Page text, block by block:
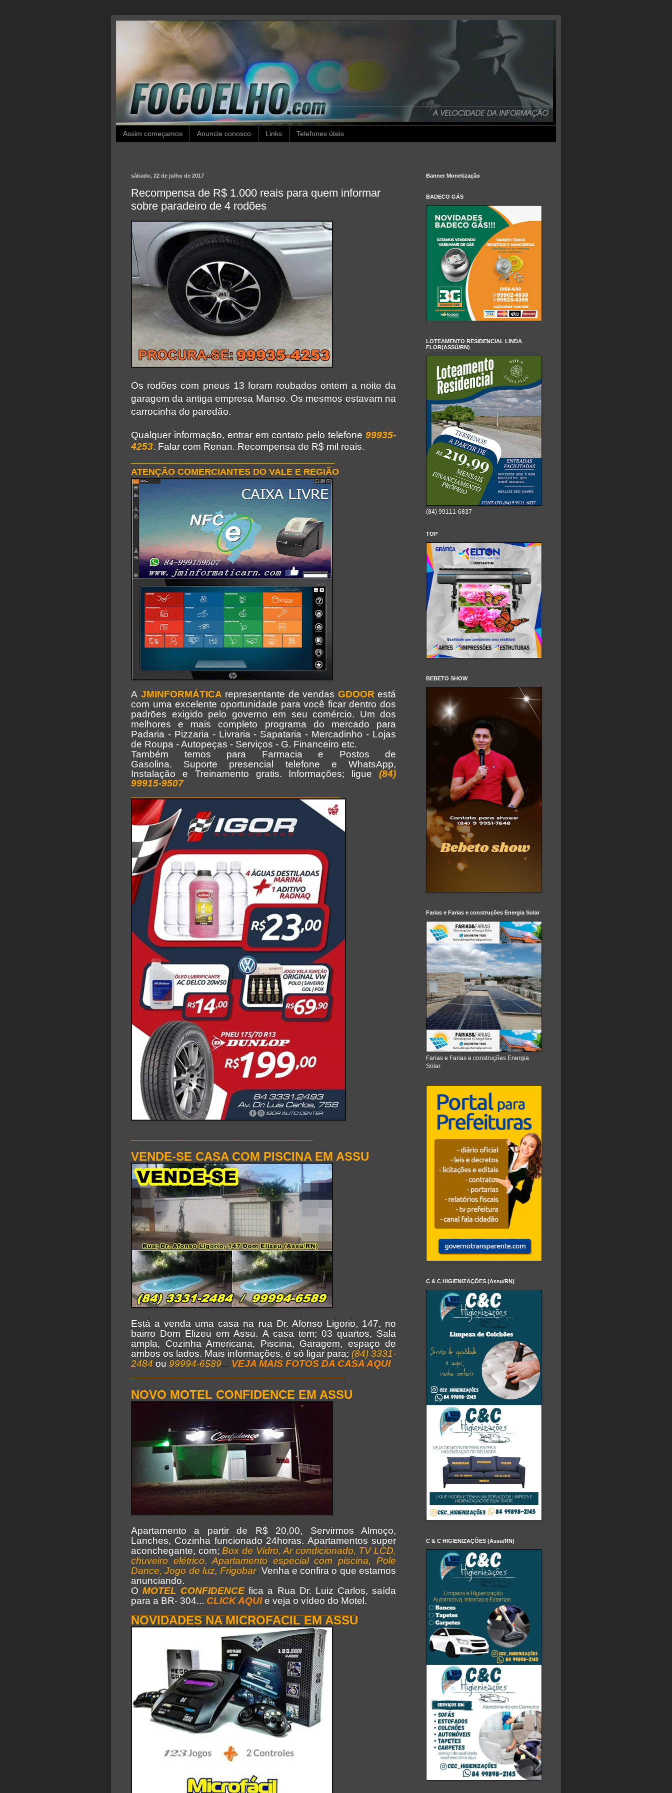
Assim começamos Anuncie conosco Links Telefones úteis
sábado, 22 de julho de 2017
Recompensa de R$ 1.000 reais para quem informar
sobre paradeiro de 4 rodões
Os rodões com pneus 13 foram roubados ontem a noite da
garagem da antiga empresa Manso. Os mesmos estavam na
carrocinha do paredão.
Qualquer informação, entrar em contato pelo telefone 99935-
4253. Falar com Renan. Recompensa de R$ mil reais.
ATENÇÃO COMERCIANTES DO VALE E REGIÃO
A JMINFORMÁTICA representante de vendas GDOOR está
com uma excelente oportunidade para você ficar dentro dos
padrões exigido pelo governo em seu comércio. Um dos
melhores e mais completo programa do mercado para
Padaria - Pizzaria - Livraria - Sapataria - Mercadinho - Lojas
de Roupa - Autopeças - Serviços - G. Financeiro etc.
Também temos para Farmacia e Postos de
Gasolina. Suporte presencial telefone e WhatsApp,
Instalação e Treinamento gratis. Informações; ligue
(84)
99915-9507
VENDE-SE CASA COM PISCINA EM ASSU
Está a venda uma casa na rua Dr. Afonso Ligorio, 147, no
bairro Dom Elizeu em Assu. A casa tem; 03 quartos, Sala
ampla, Cozinha Americana, Piscina, Garagem, espaço de
ambos os lados. Mais informações, é só ligar para; (84) 3331-
2484 ou 99994-6589... VEJA MAIS FOTOS DA CASA AQUI
NOVO MOTEL CONFIDENCE EM ASSU
Apartamento a partir de R$ 20,00, Servirmos Almoço,
Lanches, Cozinha funcionado 24horas. Apartamentos super
aconchegante, com; Box de Vidro, Ar condicionado, TV LCD,
chuveiro elétrico. Apartamento especial com piscina, Pole
Dance, Jogo de luz, Frigobar. Venha e confira o que estamos
anunciando.
O MOTEL CONFIDENCE fica a Rua Dr. Luiz Carlos, saída
para a BR- 304... CLICK AQUI e veja o vídeo do Motel.
NOVIDADES NA MICROFACIL EM ASSU
Banner Monetização
BADECO GÁS
LOTEAMENTO RESIDENCIAL LINDA
FLOR(ASSÚ/RN)
(84) 99111-6837
TOP
BEBETO SHOW
Farias e Farias e construções Energia Solar
Farias e Farias e construções Energia
Solar
C & C HIGIENIZAÇÕES (Assu/RN)
C & C HIGIENIZAÇÕES (Assu/RN)